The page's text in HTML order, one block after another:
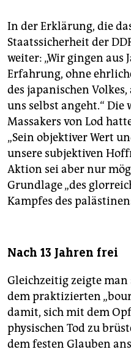
In der Erklärung, die
Staatssicherheit der
weiter: „Wir gingen
Erfahrung, ohne
des japanischen
uns selbst angeht.“ Die
Massakers von Lod
„Sein objektiver Wert
unsere subjektiven
Aktion sei aber nur
Grundlage „des
Kampfes des
Nach 13 Jahren frei
Gleichzeitig zeigte
dem praktizierten
damit, sich mit dem
physischen Tod zu
dem festen Glauben